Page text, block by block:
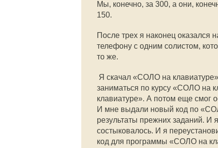
Мы, конечно, за 300, а они,
150.
После трех я наконец оказался
телефону с одним солистом,
то же.
 Я скачал «СОЛО на
заниматься по курсу «СОЛО на
клавиатуре». А потом еще смог
И мне выдали новый код по
результаты прежних заданий. И
состыковалось. И я
код для программы «СОЛО на